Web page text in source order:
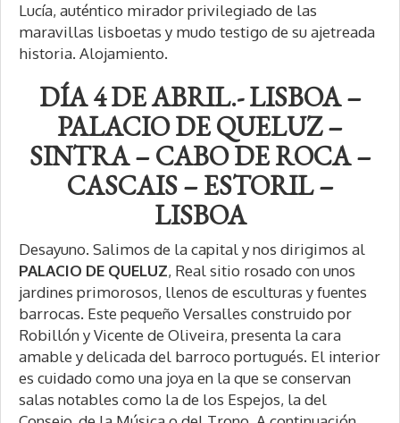
Lucía, auténtico mirador privilegiado de las
maravillas lisboetas y mudo testigo de su ajetreada
historia. Alojamiento.
DÍA 4 DE ABRIL.- LISBOA –
PALACIO DE QUELUZ –
SINTRA – CABO DE ROCA –
CASCAIS – ESTORIL –
LISBOA
Desayuno. Salimos de la capital y nos dirigimos al
PALACIO DE QUELUZ, Real sitio rosado con unos
jardines primorosos, llenos de esculturas y fuentes
barrocas. Este pequeño Versalles construido por
Robillón y Vicente de Oliveira, presenta la cara
amable y delicada del barroco portugués. El interior
es cuidado como una joya en la que se conservan
salas notables como la de los Espejos, la del